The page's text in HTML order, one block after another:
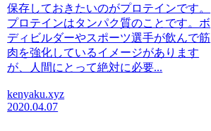
保存しておきたいのがプロテインです。
プロテインはタンパク質のことです。ボ
ディビルダーやスポーツ選手が飲んで筋
肉を強化しているイメージがあります
が、人間にとって絶対に必要...
kenyaku.xyz
2020.04.07